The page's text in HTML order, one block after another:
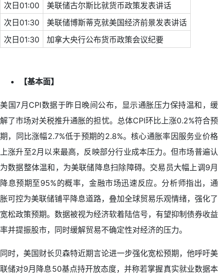
次日01:00
美联储古尔斯比就货币政策发表讲话
次日01:30
美联储博斯蒂克就美国经济前景发表讲话
次日01:30
加拿大央行公布货币政策会议纪要
【基本面】
美国7月CPI数据于昨日晚间公布，显示通胀压力保持温和，缓
解了市场对关税推升通胀的担忧。总体CPI环比上涨0.2%符合预
期，同比涨幅2.7%低于预期的2.8%。核心通胀率因服务业价格
上涨升至2月以来最高，反映部分行业成本压力。但市场普遍认
为数据整体温和，为美联储降息扫除障碍。交易员大幅上调9月
降息预期至95%的概率，金融市场迅速反应。分析师指出，通
胀可控为美联储铺平降息道路，叠加全球贸易乐观情绪，强化了
宽松政策预期。数据被视为经济软着陆信号，有望抑制债券收益
率并提振股市，同时缓解贸易不确定性对经济的压力。
同时，美国财长贝森特近期言论进一步强化宽松预期，他呼吁美
联储对9月降息50基点持开放态度，并称若掌握真实就业数据本